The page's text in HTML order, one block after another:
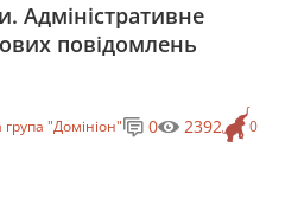
Адміністративне
повідомлень
"Домініон" 0
0 2392